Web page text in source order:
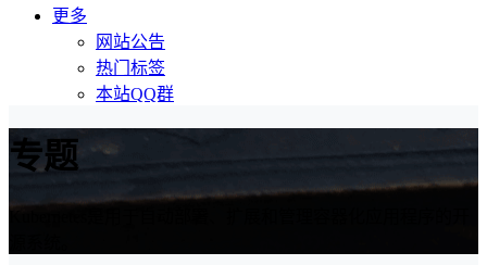
更多
网站公告
热门标签
本站QQ群
专题